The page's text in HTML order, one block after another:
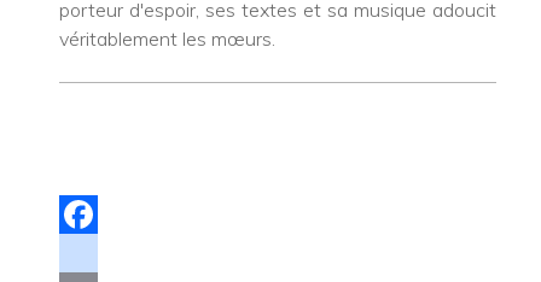
porteur d'espoir, ses textes et sa musique adoucit
véritablement les mœurs.